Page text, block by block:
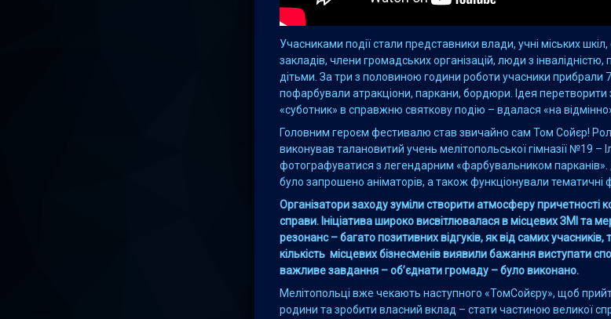
Учасниками події стали представники влади, учні міських
закладів, члени громадських організацій, люди з інвалідністю,
дітьми. За три з половиною години роботи учасники прибрали
пофарбували атракціони, паркани, бордюри. Ідея
«суботник» в справжню святкову подію – вдалася «на
Головним героєм фестивалю став звичайно сам Том Сойєр!
виконував талановитий учень мелітопольської гімназії №19 –
фотографуватися з легендарним «фарбувальником
було запрошено аніматорів, а також функціонували тематичні
Організатори заходу зуміли створити атмосферу причетності
справи. Ініціатива широко висвітлювалася в місцевих ЗМІ та
резонанс – багато позитивних відгуків, як від самих учасників,
кількість місцевих бізнесменів виявили бажання виступати
важливе завдання – об’єднати громаду – було виконано.
Мелітопольці вже чекають наступного «ТомСойєру», щоб
родини та зробити власний вклад – стати частиною великої